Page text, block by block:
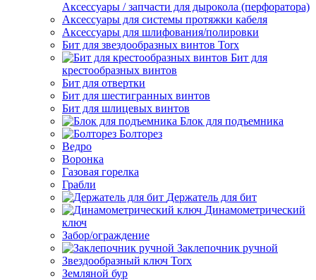
Аксессуары / запчасти для дырокола (перфоратора)
Аксессуары для системы протяжки кабеля
Аксессуары для шлифования/полировки
Бит для звездообразных винтов Torx
Бит для
крестообразных винтов
Бит для отвертки
Бит для шестигранных винтов
Бит для шлицевых винтов
Блок для подъемника
Болторез
Ведро
Воронка
Газовая горелка
Грабли
Держатель для бит
Динамометрический
ключ
Забор/ограждение
Заклепочник ручной
Звездообразный ключ Torx
Земляной бур